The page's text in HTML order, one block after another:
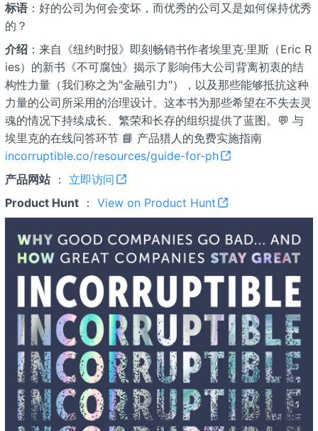
标语：好的公司为何会变坏，而优秀的公司又是如何保持优秀
的？
介绍：来自《纽约时报》即刻畅销书作者埃里克·里斯（Eric R
ies）的新书《不可腐蚀》揭示了影响伟大公司背离初衷的结
构性力量（我们称之为"金融引力"），以及那些能够抵抗这种
力量的公司所采用的治理设计。这本书为那些希望在不失去灵
魂的情况下持续成长、繁荣和长存的组织提供了蓝图。💬 与
埃里克的在线问答环节 📘 产品猎人的免费实施指南
incorruptible.co/resources/guide-for-ph
产品网站： 立即访问
Product Hunt： View on Product Hunt